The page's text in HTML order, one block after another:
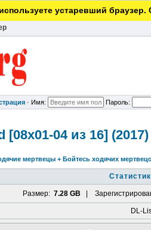
устаревший браузер.
· Имя: Пароль:
04 из 16]
мертвецы + Бойтесь ходячих
Размер: 7.28 GB |
DL-